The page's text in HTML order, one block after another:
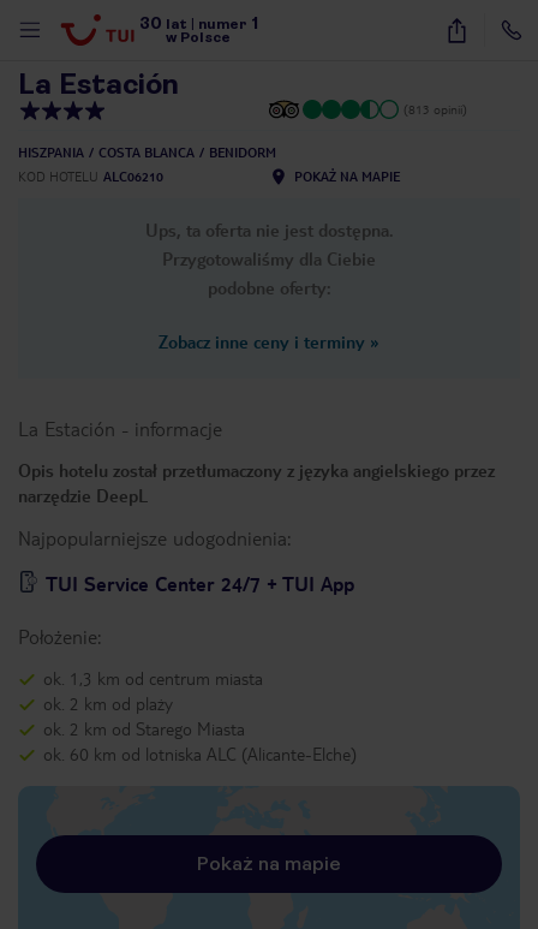
30 lat numer 1
w Polsce
21
La Estación
(813 opinii)
HISZPANIA COSTA BLANCA
BENIDORM
KOD HOTELU ALC06210 POKAŻ NA MAPIE
Ups, ta oferta nie jest dostępna.
Przygotowaliśmy dla Ciebie
podobne oferty:
Zobacz inne ceny i terminy »
La Estación - informacje
Opis hotelu został przetłumaczony z języka angielskiego przez
narzędzie DeepL
Najpopularniejsze udogodnienia:
TUI Service Center 24/7 + TUI App
Położenie:
ok. 1,3 km od centrum miasta
ok. 2 km od plaży
ok. 2 km od Starego Miasta
ok. 60 km od lotniska ALC (Alicante-Elche)
Pokaż na mapie